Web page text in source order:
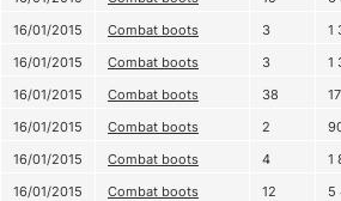
16/01/2015
Combat boots 3 1
16/01/2015
Combat boots 3 1
16/01/2015
Combat boots 38
16/01/2015
Combat boots 2
16/01/2015
Combat boots 4 1
16/01/2015
Combat boots 12 5